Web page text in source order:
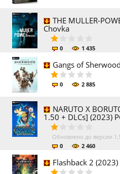
THE MULLER-
Chovka
0 1 435
Gangs of
0 2 885
NARUTO X
1.50 + DLCs] (2023)
Обновлено до версии
0
2 460
Flashback 2